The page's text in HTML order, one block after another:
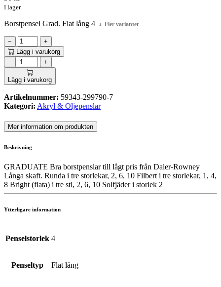
I lager
Borstpensel Grad. Flat lång 4 Fler varianter
−
+
Lägg i varukorg
−
+
Lägg i varukorg
Artikelnummer: 59343-299790-7
Kategori: Akryl & Oljepenslar
Mer information om produkten
Beskrivning
GRADUATE Bra borstpenslar till lågt pris från Daler-Rowney
Långa skaft. Runda i tre storlekar, 2, 6, 10 Filbert i tre storlekar, 1, 4,
8 Bright (flata) i tre stl, 2, 6, 10 Solfjäder i storlek 2
Ytterligare information
Penselstorlek 4
Penseltyp Flat lång